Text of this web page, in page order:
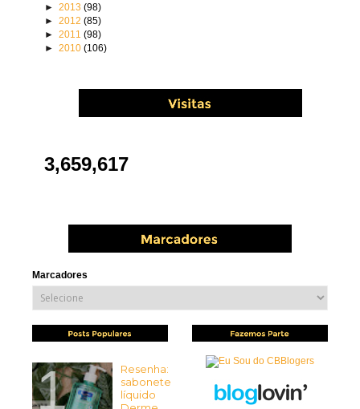
►2013(98)
►2012(85)
►2011(98)
►2010(106)
3,659,617
Marcadores
Resenha:
sabonete
líquido